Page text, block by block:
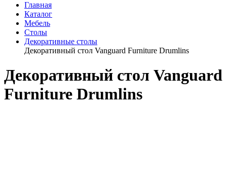
Главная
Каталог
Мебель
Столы
Декоративные столы
Декоративный стол Vanguard Furniture Drumlins
Декоративный стол Vanguard
Furniture Drumlins